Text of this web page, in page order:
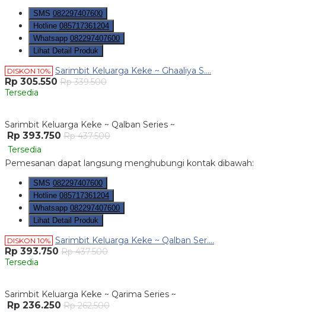
SMS 082297407600
Hotline 085717361204
Whatsapp 082297407600
Lihat Detail Produk
DISKON 10% Sarimbit Keluarga Keke ~ Ghaaliya S....
Rp 305.550 Rp 339.500
Tersedia
Sarimbit Keluarga Keke ~ Qalban Series ~
Rp 393.750 Rp 437.500
Tersedia
Pemesanan dapat langsung menghubungi kontak dibawah:
SMS 082297407600
Hotline 085717361204
Whatsapp 082297407600
Lihat Detail Produk
DISKON 10% Sarimbit Keluarga Keke ~ Qalban Ser....
Rp 393.750 Rp 437.500
Tersedia
Sarimbit Keluarga Keke ~ Qarima Series ~
Rp 236.250 Rp 262.500